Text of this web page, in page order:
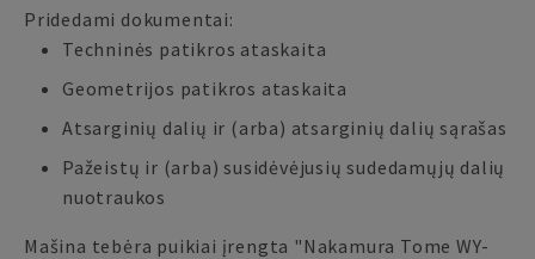
Pridedami dokumentai:
Techninės patikros ataskaita
Geometrijos patikros ataskaita
Atsarginių dalių ir (arba) atsarginių dalių sąrašas
Pažeistų ir (arba) susidėvėjusių sudedamųjų dalių
nuotraukos
Mašina tebėra puikiai įrengta "Nakamura Tome WY-